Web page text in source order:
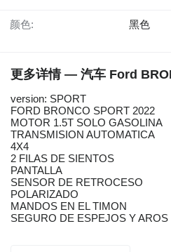
颜色: 黑色
更多详情 — 汽车 Ford
version: SPORT
FORD BRONCO SPORT 2022
MOTOR 1.5T SOLO GASOLINA
TRANSMISION AUTOMATICA
4X4
2 FILAS DE SIENTOS
PANTALLA
SENSOR DE RETROCESO
POLARIZADO
MANDOS EN EL TIMON
SEGURO DE ESPEJOS Y AROS